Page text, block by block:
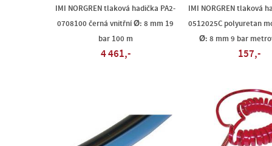
IMI NORGREN tlaková hadička PA2-
0708100 černá vnitřní Ø: 8 mm 19
bar 100 m
4 461,-
IMI NORGREN tlaková
0512025C polyuretan
Ø: 8 mm 9 bar
157,-